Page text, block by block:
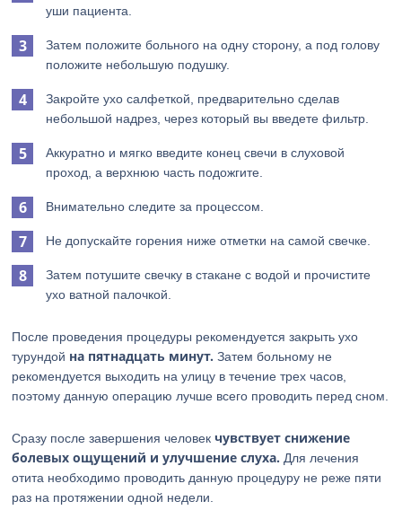
уши пациента.
Затем положите больного на одну сторону, а под голову
положите небольшую подушку.
Закройте ухо салфеткой, предварительно сделав
небольшой надрез, через который вы введете фильтр.
Аккуратно и мягко введите конец свечи в слуховой
проход, а верхнюю часть подожгите.
Внимательно следите за процессом.
Не допускайте горения ниже отметки на самой свечке.
Затем потушите свечку в стакане с водой и прочистите
ухо ватной палочкой.
После проведения процедуры рекомендуется закрыть ухо
турундой на пятнадцать минут. Затем больному не
рекомендуется выходить на улицу в течение трех часов,
поэтому данную операцию лучше всего проводить перед сном.
Сразу после завершения человекчувствует снижение
болевых ощущений и улучшение слуха. Для лечения
отита необходимо проводить данную процедуру не реже пяти
раз на протяжении одной недели.